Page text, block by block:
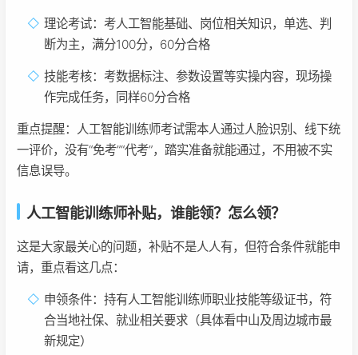
理论考试：考人工智能基础、岗位相关知识，单选、判
断为主，满分100分，60分合格
技能考核：考数据标注、参数设置等实操内容，现场操
作完成任务，同样60分合格
重点提醒：人工智能训练师考试需本人通过人脸识别、线下统
一评价，没有“免考”“代考”，踏实准备就能通过，不用被不实
信息误导。
人工智能训练师补贴，谁能领？怎么领？
这是大家最关心的问题，补贴不是人人有，但符合条件就能申
请，重点看这几点：
申领条件：持有人工智能训练师职业技能等级证书，符
合当地社保、就业相关要求（具体看中山及周边城市最
新规定）